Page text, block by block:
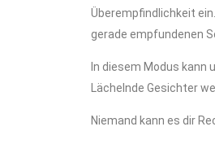
Überempfindlichkeit
gerade empfundenen
In diesem Modus kann
Lächelnde Gesichter
Niemand kann es dir